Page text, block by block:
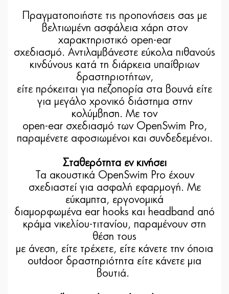
Πραγματοποιήστε τις προπονήσεις σας με
βελτιωμένη ασφάλεια χάρη στον
χαρακτηριστικό open-ear
σχεδιασμό. Αντιλαμβάνεστε εύκολα πιθανούς
κινδύνους κατά τη διάρκεια υπαίθριων
δραστηριοτήτων,
είτε πρόκειται για πεζοπορία στα βουνά είτε
για μεγάλο χρονικό διάστημα στην
κολύμβηση. Με τον
open-ear σχεδιασμό των OpenSwim Pro,
παραμένετε αφοσιωμένοι και συνδεδεμένοι.
Σταθερότητα εν κινήσει
Τα ακουστικά OpenSwim Pro έχουν
σχεδιαστεί για ασφαλή εφαρμογή. Με
εύκαμπτα, εργονομικά
διαμορφωμένα ear hooks και headband από
κράμα νικελίου-τιτανίου, παραμένουν στη
θέση τους
με άνεση, είτε τρέχετε, είτε κάνετε την όποια
outdoor δραστηριότητα είτε κάνετε μια
βουτιά.